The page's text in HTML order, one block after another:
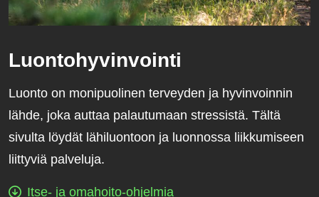
Luontohyvinvointi
Luonto on monipuolinen terveyden ja hyvinvoinnin
lähde, joka auttaa palautumaan stressistä. Tältä
sivulta löydät lähiluontoon ja luonnossa liikkumiseen
liittyviä palveluja.
Itse- ja omahoito-ohjelmia